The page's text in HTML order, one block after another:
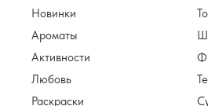
Новинки
Ароматы
Активности
Любовь
Раскраски